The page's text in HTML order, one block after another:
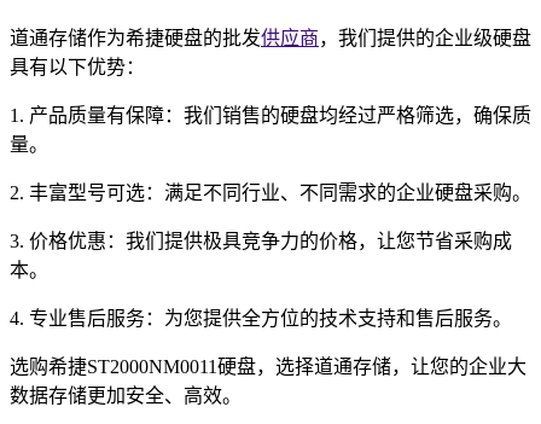
道通存储作为希捷硬盘的批发供应商，我们提供的企业级硬盘
具有以下优势：
1. 产品质量有保障：我们销售的硬盘均经过严格筛选，确保质
量。
2. 丰富型号可选：满足不同行业、不同需求的企业硬盘采购。
3. 价格优惠：我们提供极具竞争力的价格，让您节省采购成
本。
4. 专业售后服务：为您提供全方位的技术支持和售后服务。
选购希捷ST2000NM0011硬盘，选择道通存储，让您的企业大
数据存储更加安全、高效。